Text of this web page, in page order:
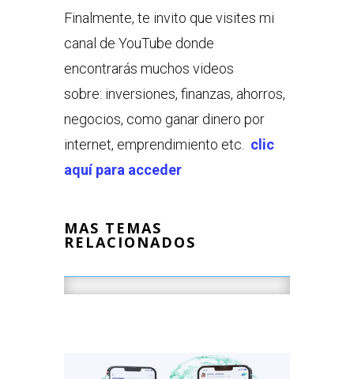
Finalmente, te invito que visites mi
canal de YouTube donde
encontrarás muchos videos
sobre: inversiones, finanzas, ahorros,
negocios, como ganar dinero por
internet, emprendimiento etc.
clic
aquí para acceder
MAS TEMAS
RELACIONADOS